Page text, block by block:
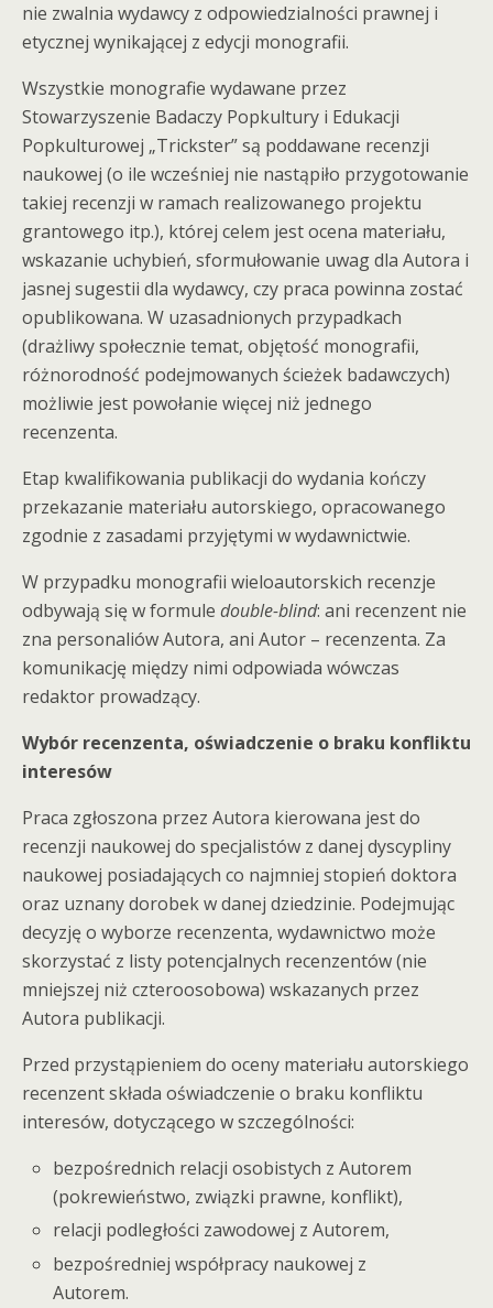
nie zwalnia wydawcy z odpowiedzialności prawnej i
etycznej wynikającej z edycji monografii.
Wszystkie monografie wydawane przez
Stowarzyszenie Badaczy Popkultury i Edukacji
Popkulturowej „Trickster” są poddawane recenzji
naukowej (o ile wcześniej nie nastąpiło przygotowanie
takiej recenzji w ramach realizowanego projektu
grantowego itp.), której celem jest ocena materiału,
wskazanie uchybień, sformułowanie uwag dla Autora i
jasnej sugestii dla wydawcy, czy praca powinna zostać
opublikowana. W uzasadnionych przypadkach
(drażliwy społecznie temat, objętość monografii,
różnorodność podejmowanych ścieżek badawczych)
możliwie jest powołanie więcej niż jednego
recenzenta.
Etap kwalifikowania publikacji do wydania kończy
przekazanie materiału autorskiego, opracowanego
zgodnie z zasadami przyjętymi w wydawnictwie.
W przypadku monografii wieloautorskich recenzje
odbywają się w formule double-blind: ani recenzent nie
zna personaliów Autora, ani Autor – recenzenta. Za
komunikację między nimi odpowiada wówczas
redaktor prowadzący.
Wybór recenzenta, oświadczenie o braku konfliktu
interesów
Praca zgłoszona przez Autora kierowana jest do
recenzji naukowej do specjalistów z danej dyscypliny
naukowej posiadających co najmniej stopień doktora
oraz uznany dorobek w danej dziedzinie. Podejmując
decyzję o wyborze recenzenta, wydawnictwo może
skorzystać z listy potencjalnych recenzentów (nie
mniejszej niż czteroosobowa) wskazanych przez
Autora publikacji.
Przed przystąpieniem do oceny materiału autorskiego
recenzent składa oświadczenie o braku konfliktu
interesów, dotyczącego w szczególności:
bezpośrednich relacji osobistych z Autorem
(pokrewieństwo, związki prawne, konflikt),
relacji podległości zawodowej z Autorem,
bezpośredniej współpracy naukowej z
Autorem.